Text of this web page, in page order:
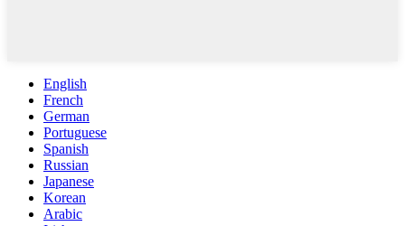
English
French
German
Portuguese
Spanish
Russian
Japanese
Korean
Arabic